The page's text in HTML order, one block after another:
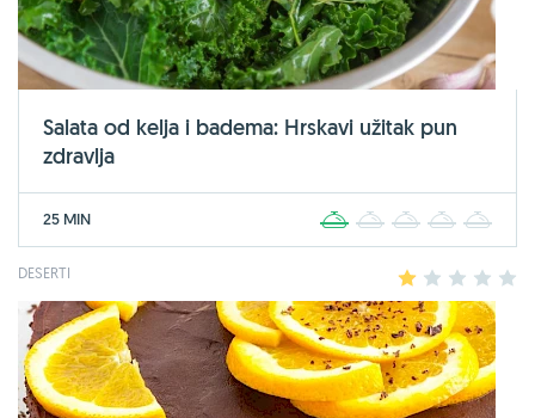
Salata od kelja i badema: Hrskavi užitak pun
zdravlja
25 MIN 2 3 4
DESERTI 2 3 4